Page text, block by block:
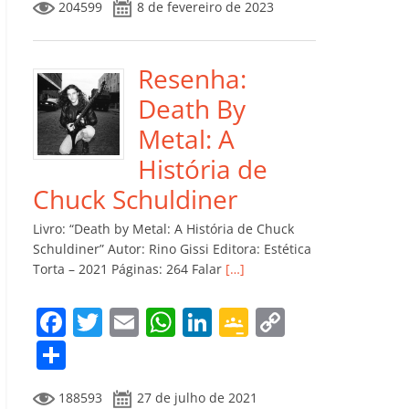
e
b
o
o
k
er l s
A
p
p
e
dI
n
gl
e
ro
m
Li
m
p
ar
til
h
ar
204599 8 de fevereiro de 2023
Resenha:
Death By
Metal: A
História de
Chuck Schuldiner
Livro: “Death by Metal: A História de Chuck
Schuldiner” Autor: Rino Gissi Editora: Estética
Torta – 2021 Páginas: 264 Falar […]
F T
itt
E W Li G
o
188593 27 de julho de 2021